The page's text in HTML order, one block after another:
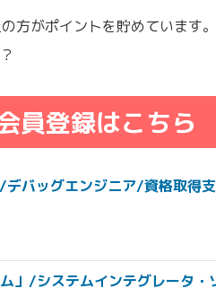
方がポイントを貯めています
員登録はこちら
バッグエンジニア/資格取得
」/システムインテグレータ・